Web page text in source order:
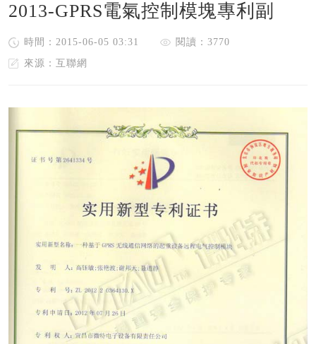
2013-GPRS電氣控制模塊專利副
時間：2015-06-05 03:31
閱讀：3770
來源：互聯網